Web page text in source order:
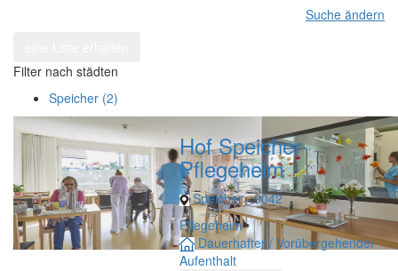
Suche ändern
Filter nach städten
Speicher (2)
Hof Speicher-
Pflegeheim
Speicher - 9042
Pflegeheim
Dauerhafter / Vorübergehender
Aufenthalt